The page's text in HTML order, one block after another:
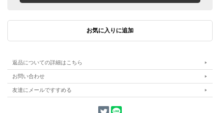
返品についての詳細はこちら
お問い合わせ
友達にメールですすめる